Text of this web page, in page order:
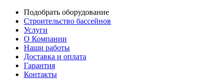
Подобрать оборудование
Строительство бассейнов
Услуги
О Компании
Наши работы
Доставка и оплата
Гарантия
Контакты